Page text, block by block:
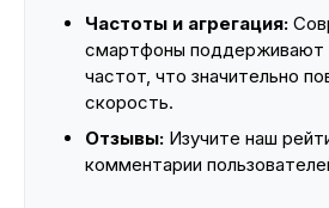
Частоты и агрегация:
смартфоны поддерживают
частот, что значительно
скорость.
Отзывы: Изучите наш
комментарии